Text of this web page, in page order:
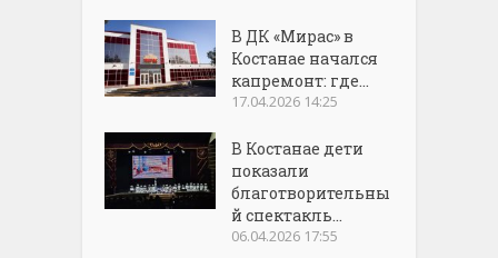
В ДК «Мирас» в
Костанае начался
капремонт: где...
17.04.2026 14:25
В Костанае дети
показали
благотворительны
й спектакль...
06.04.2026 17:55